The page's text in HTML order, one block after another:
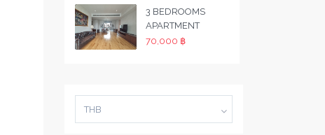
3 BEDROOMS
APARTMENT
70,000 ฿
THB